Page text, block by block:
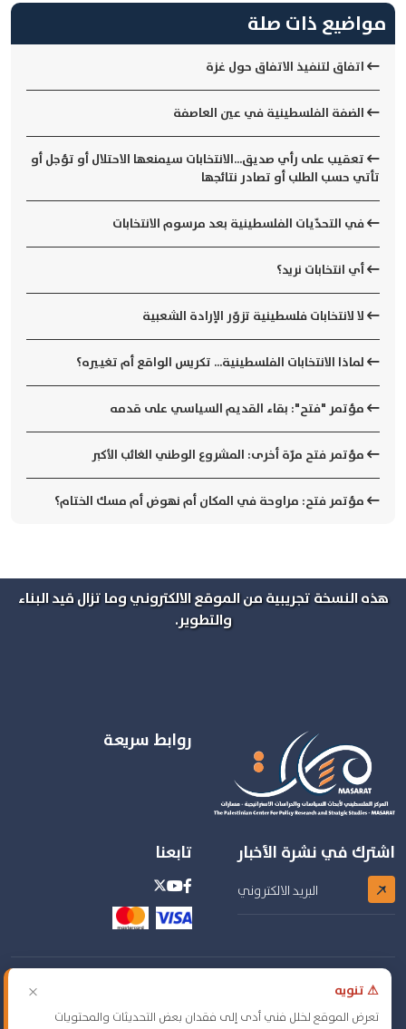
مواضيع ذات صلة
اتفاق لتنفيذ الاتفاق حول غزة
الضفة الفلسطينية في عين العاصفة
تعقيب على رأي صديق...الانتخابات سيمنعها الاحتلال أو تؤجل أو
تأتي حسب الطلب أو تصادر نتائجها
في التحدّيات الفلسطينية بعد مرسوم الانتخابات
أي انتخابات نريد؟
لا لانتخابات فلسطينية تزوّر الإرادة الشعبية
لماذا الانتخابات الفلسطينية... تكريس الواقع أم تغييره؟
مؤتمر "فتح": بقاء القديم السياسي على قدمه
مؤتمر فتح مرّة أخرى: المشروع الوطني الغائب الأكبر
مؤتمر فتح: مراوحة في المكان أم نهوض أم مسك الختام؟
هذه النسخة تجريبية من الموقع الالكتروني وما تزال قيد البناء
والتطوير.
روابط سريعة
اشترك في نشرة الأخبار تابعنا
⚠ تنويه ×
تعرض الموقع لخلل فني أدى إلى فقدان بعض التحديثات والمحتويات